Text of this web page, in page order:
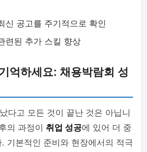
신 공고를 주기적으로 확인
련된 추가 스킬 향상
억하세요: 채용박람회 성
다고 모든 것이 끝난 것은 아닙니
의 과정이 취업 성공에 있어 더 중
기본적인 준비와 현장에서의 적극